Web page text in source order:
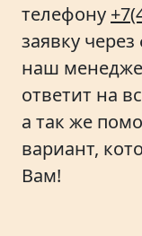
телефону
заявку
наш
ответит на
а так же
вариант,
Вам!